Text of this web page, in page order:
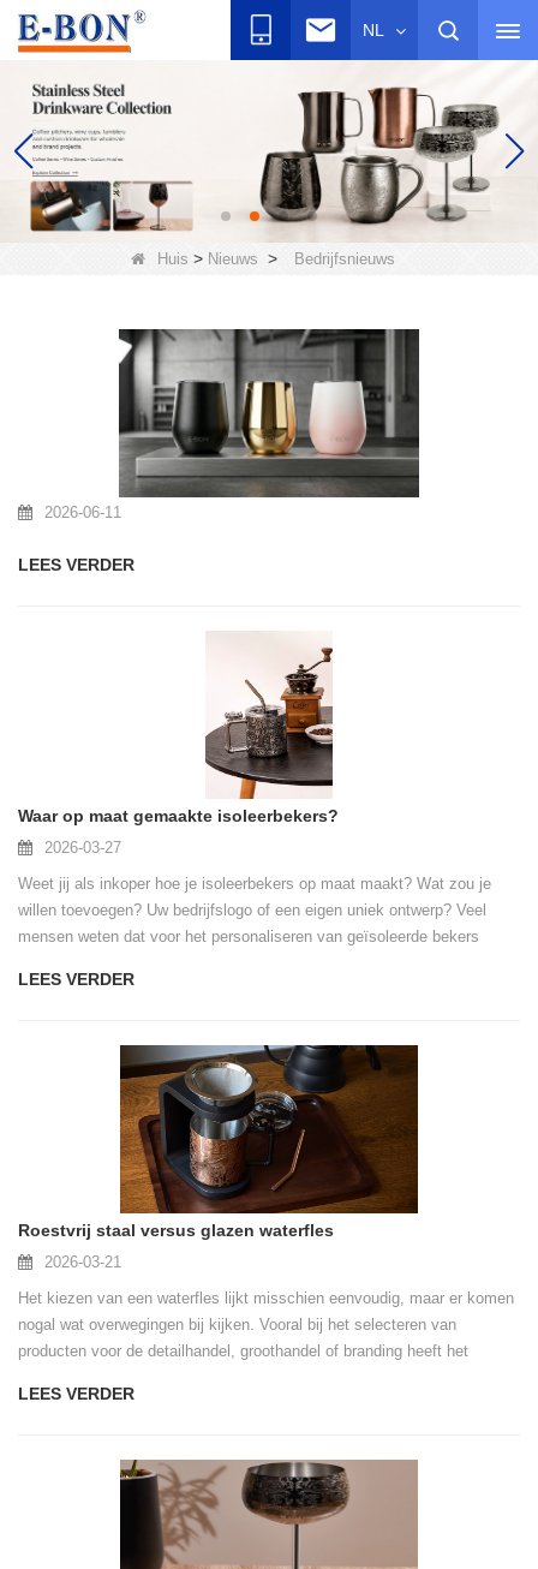
NL
Huis > Nieuws > Bedrijfsnieuws
2026-06-11
LEES VERDER
Waar op maat gemaakte isoleerbekers?
2026-03-27
Weet jij als inkoper hoe je isoleerbekers op maat maakt? Wat zou je
willen toevoegen? Uw bedrijfslogo of een eigen uniek ontwerp? Veel
mensen weten dat voor het personaliseren van geïsoleerde bekers
ontwerptekeningen moet worden verstrekt.
LEES VERDER
Roestvrij staal versus glazen waterfles
2026-03-21
Het kiezen van een waterfles lijkt misschien eenvoudig, maar er komen
nogal wat overwegingen bij kijken. Vooral bij het selecteren van
producten voor de detailhandel, groothandel of branding heeft het
gebruikerservaring en de tarieven voor after-sales service.
LEES VERDER